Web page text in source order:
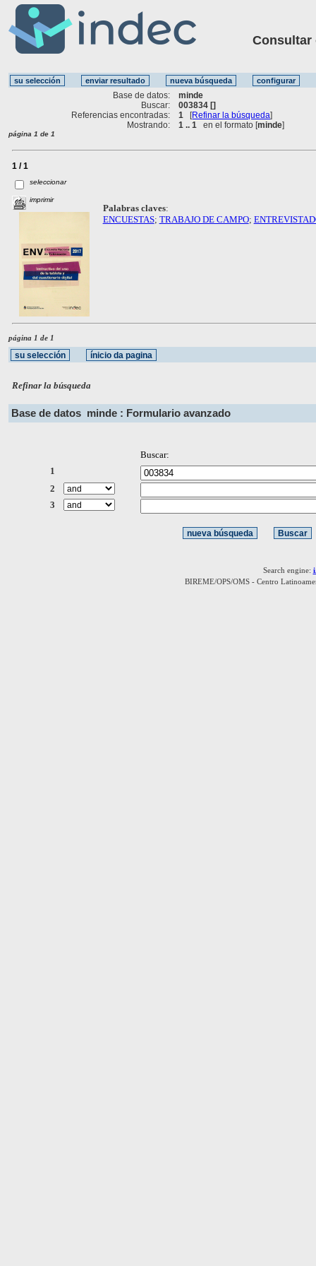
Consultar
Base de datos:
minde
Buscar:
003834 []
Referencias encontradas:
1 [Refinar la búsqueda]
Mostrando:
1 .. 1 en el formato [minde]
página 1 de 1
1 / 1
seleccionar
imprimir
Palabras claves:
ENCUESTAS; TRABAJO DE CAMPO;
página 1 de 1
Refinar la búsqueda
Base de datos minde : Formulario avanzado
Buscar:
1
2
3
Search engine:
BIREME/OPS/OMS - Centro